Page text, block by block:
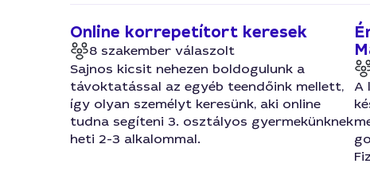
Online korrepetítort keresek
8 szakember válaszolt
Sajnos kicsit nehezen boldogulunk a
távoktatással az egyéb teendőink mellett,
így olyan személyt keresünk, aki online
tudna segíteni 3. osztályos gyermekünknek
heti 2-3 alkalommal.
A